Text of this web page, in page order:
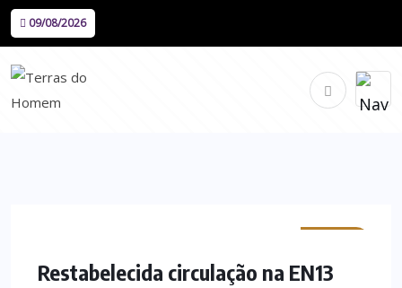
09/08/2026
Restabelecida circulação na EN13